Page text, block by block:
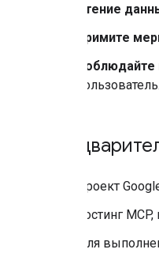
Чтение
Примите
пользователь.
Проект
Хостинг
Для